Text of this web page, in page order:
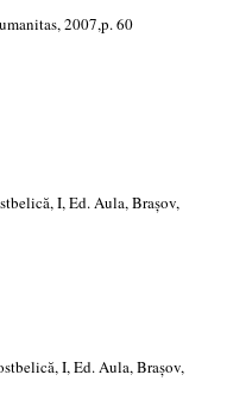
2007,p. 60
I, Ed. Aula, Brașov,
I, Ed. Aula, Brașov,